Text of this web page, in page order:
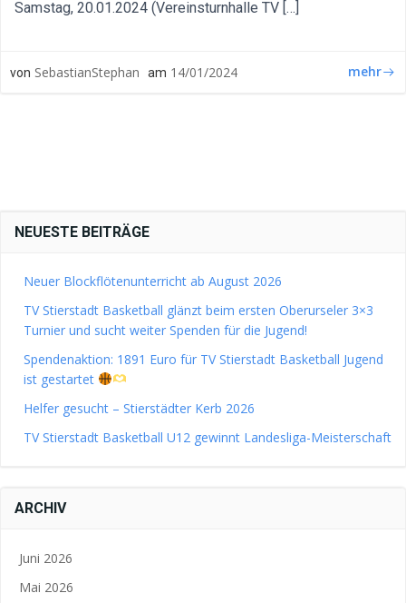
Samstag, 20.01.2024 (Vereinsturnhalle TV […]
von SebastianStephan am 14/01/2024 mehr
NEUESTE BEITRÄGE
Neuer Blockflötenunterricht ab August 2026
TV Stierstadt Basketball glänzt beim ersten Oberurseler 3×3
Turnier und sucht weiter Spenden für die Jugend!
Spendenaktion: 1891 Euro für TV Stierstadt Basketball Jugend
ist gestartet
Helfer gesucht – Stierstädter Kerb 2026
TV Stierstadt Basketball U12 gewinnt Landesliga-Meisterschaft
ARCHIV
Juni 2026
Mai 2026